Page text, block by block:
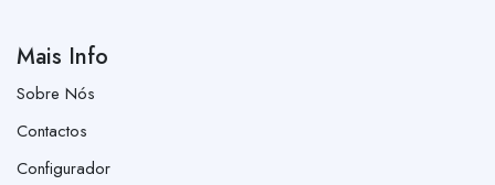
Mais Info
Sobre Nós
Contactos
Configurador